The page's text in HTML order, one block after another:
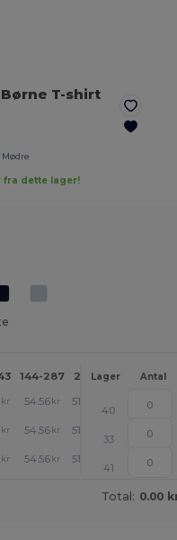
Børne T-shirt
fra dette lager!
144-287 288 + Mere
Lager Antal
kr 54.56 kr 51.94
40
kr 54.56 kr 51.94
33
kr 54.56 kr 51.94
41
Total: 0.00